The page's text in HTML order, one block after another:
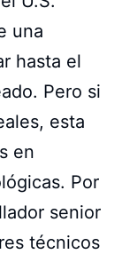
una
hasta el
Pero si
esta
en
Por
senior
técnicos